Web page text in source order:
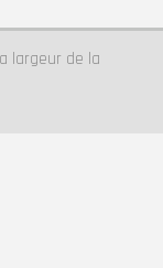
largeur de la